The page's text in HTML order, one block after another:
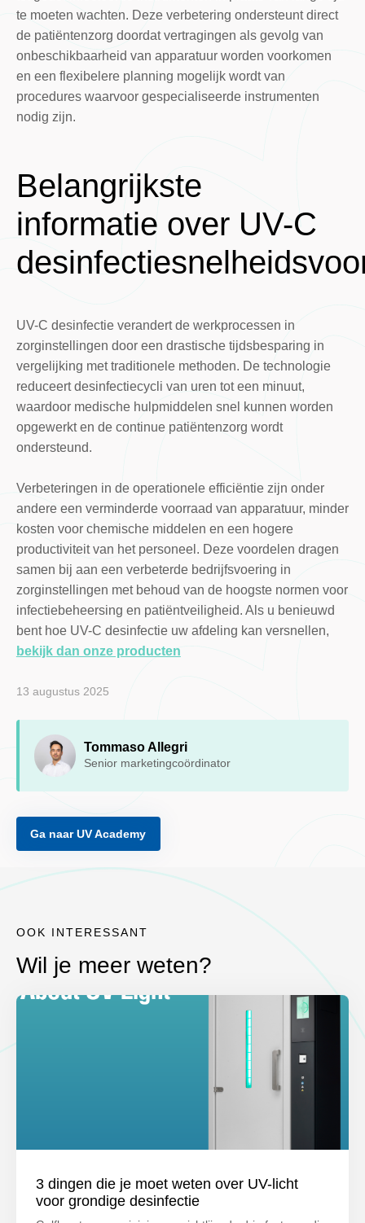
te moeten wachten. Deze verbetering ondersteunt direct
de patiëntenzorg doordat vertragingen als gevolg van
onbeschikbaarheid van apparatuur worden voorkomen
en een flexibelere planning mogelijk wordt van
procedures waarvoor gespecialiseerde instrumenten
nodig zijn.
Belangrijkste
informatie over UV-C
UV-C desinfectie verandert de werkprocessen in
zorginstellingen door een drastische tijdsbesparing in
vergelijking met traditionele methoden. De technologie
reduceert desinfectiecycli van uren tot een minuut,
waardoor medische hulpmiddelen snel kunnen worden
opgewerkt en de continue patiëntenzorg wordt
ondersteund.
Verbeteringen in de operationele efficiëntie zijn onder
andere een verminderde voorraad van apparatuur, minder
kosten voor chemische middelen en een hogere
productiviteit van het personeel. Deze voordelen dragen
samen bij aan een verbeterde bedrijfsvoering in
zorginstellingen met behoud van de hoogste normen voor
infectiebeheersing en patiëntveiligheid. Als u benieuwd
bent hoe UV-C desinfectie uw afdeling kan versnellen,
bekijk dan onze producten
13 augustus 2025
Tommaso Allegri
Senior marketingcoördinator
Ga naar UV Academy
OOK INTERESSANT
Wil je meer weten?
3 dingen die je moet weten over UV-licht
voor grondige desinfectie